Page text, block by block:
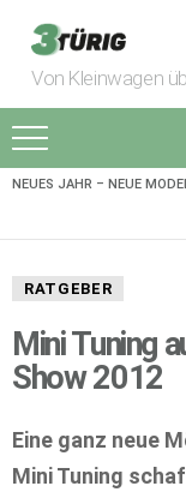
Von Kleinwagen
AKTUELLES
NEUES JAHR – NEUE
RATGEBER
Mini Tuning
Show 2012
Eine ganz neue
Mini Tuning